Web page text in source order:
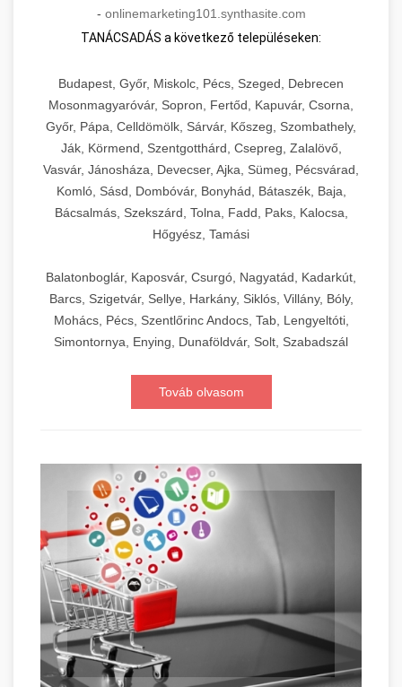
- onlinemarketing101.synthasite.com
TANÁCSADÁS a következő településeken:
Budapest, Győr, Miskolc, Pécs, Szeged, Debrecen
Mosonmagyaróvár, Sopron, Fertőd, Kapuvár, Csorna,
Győr, Pápa, Celldömölk, Sárvár, Kőszeg, Szombathely,
Ják, Körmend, Szentgotthárd, Csepreg, Zalalövő,
Vasvár, Jánosháza, Devecser, Ajka, Sümeg, Pécsvárad,
Komló, Sásd, Dombóvár, Bonyhád, Bátaszék, Baja,
Bácsalmás, Szekszárd, Tolna, Fadd, Paks, Kalocsa,
Hőgyész, Tamási
Balatonboglár, Kaposvár, Csurgó, Nagyatád, Kadarkút,
Barcs, Szigetvár, Sellye, Harkány, Siklós, Villány, Bóly,
Mohács, Pécs, Szentlőrinc Andocs, Tab, Lengyeltóti,
Simontornya, Enying, Dunaföldvár, Solt, Szabadszál
Továb olvasom